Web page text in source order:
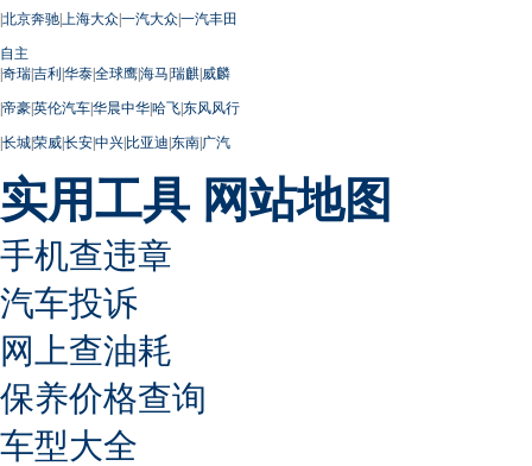
|北京奔驰| 上海大众|一汽大众|一汽丰田
自主
|奇瑞|吉利|华泰|全球鹰|海马|瑞麒|威麟
|帝豪|英伦汽车|华晨中华|哈飞|东风风行
|长城|荣威|长安|中兴|比亚迪|东南|广汽
实用工具 网站地图
手机查违章
汽车投诉
网上查油耗
保养价格查询
车型大全